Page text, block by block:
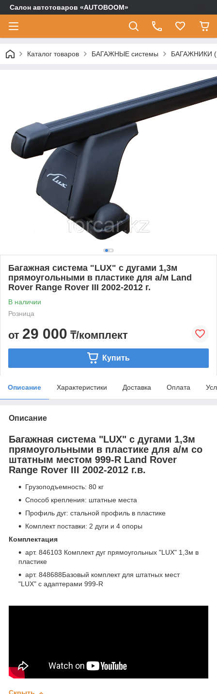
Салон автотоваров «AUTOBOOM»
Каталог товаров БАГАЖНЫЕ системы БАГАЖНИКИ
Багажная система "LUX" с дугами 1,3м
прямоугольными в пластике для а/м Land
Rover Range Rover III 2002-2012 г.
В наличии
Розница
от 29 000 ₸/комплект
Купить
Описание Характеристики Доставка Оплата
Описание
Багажная система "LUX" с дугами 1,3м
прямоугольными в пластике для а/м со
штатным местом 999-R Land Rover
Range Rover III 2002-2012 г.в.
Грузоподъемность: 80 кг
Способ крепления: штатные места
Профиль дуг: стальной профиль в пластике
Комплект поставки: 2 дуги и 4 опоры
Комплектация
арт. 846103 Комплект дуг прямоугольных "LUX" 1,3м в
пластике
арт. 848688Базовый комплект для штатных мест
"LUX" с адаптерами 999-R